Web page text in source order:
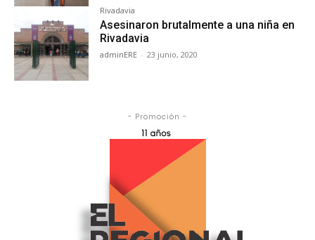
Rivadavia
Asesinaron brutalmente a una niña en
Rivadavia
adminERE - 23 junio, 2020
- Promoción -